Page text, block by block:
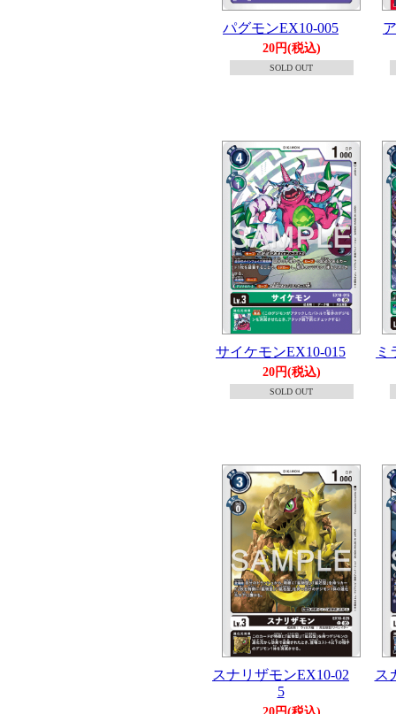
パグモンEX10-005
20円(税込)
SOLD OUT
サイケモンEX10-015
20円(税込)
SOLD OUT
ミ
スナリザモンEX10-02
5
ス